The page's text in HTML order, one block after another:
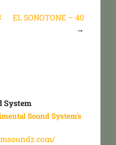
EL SONOTONE – 40
→
System
Sound System's